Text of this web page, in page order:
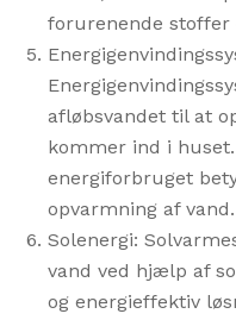
forurenende stoffer
afløbsvandet til at
kommer ind i
energiforbruget
opvarmning af vand.
Solenergi:
vand ved hjælp af
og energieffektiv